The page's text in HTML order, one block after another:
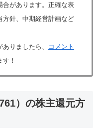
合があります。正確な表
方針、中期経営計画など
りましたら、
コメント
！
）の株主還元方